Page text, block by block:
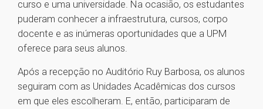
curso e uma universidade. Na ocasião, os estudantes
puderam conhecer a infraestrutura, cursos, corpo
docente e as inúmeras oportunidades que a UPM
oferece para seus alunos.
Após a recepção no Auditório Ruy Barbosa, os alunos
seguiram com as Unidades Acadêmicas dos cursos
em que eles escolheram. E, então, participaram de